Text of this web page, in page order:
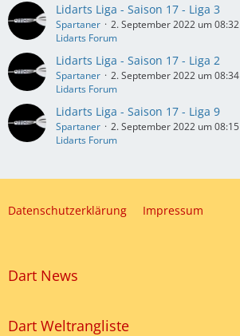
Lidarts Liga - Saison 17 - Liga 3
Spartaner
2. September 2022 um 08:32
Lidarts Forum
Lidarts Liga - Saison 17 - Liga 2
Spartaner
2. September 2022 um 08:34
Lidarts Forum
Lidarts Liga - Saison 17 - Liga 9
Spartaner
2. September 2022 um 08:15
Lidarts Forum
Datenschutzerklärung Impressum
Dart News
Dart Weltrangliste